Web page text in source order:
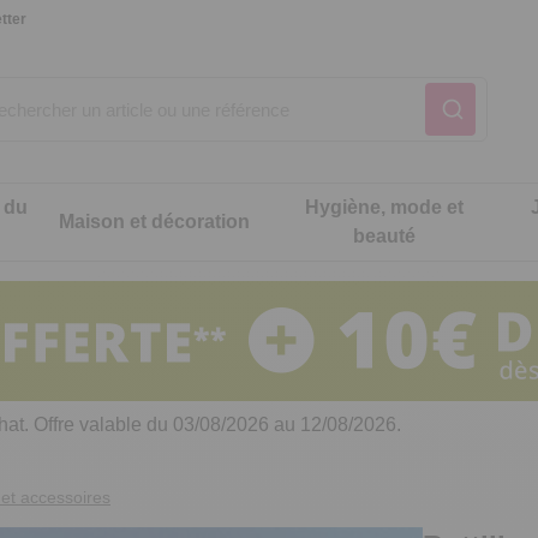
cuisine
de cuisine malins
Notre produit du
Notre produit du
Maison et décoration
Notre produit du
Hygiène, mode et
beauté
intimité
Notre produit du
Notre produit du
Notre produit du
Offre valable du 03/08/2026 au 12/08/2026.
accessoires